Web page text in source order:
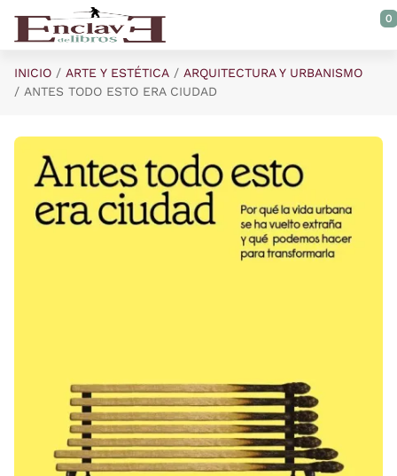
Saltar al contenido principal
0
INICIO ARTE Y ESTÉTICA
ARQUITECTURA Y URBANISMO
ANTES TODO ESTO ERA CIUDAD